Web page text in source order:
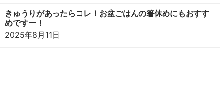
きゅうりがあったらコレ！お盆ごはんの箸休めにもおすす
めですー！
2025年8月11日